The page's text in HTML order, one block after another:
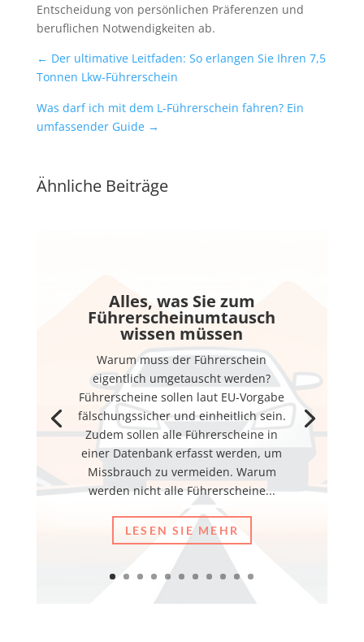
Entscheidung von persönlichen Präferenzen und
beruflichen Notwendigkeiten ab.
← Der ultimative Leitfaden: So erlangen Sie Ihren 7,5
Tonnen Lkw-Führerschein
Was darf ich mit dem L-Führerschein fahren? Ein
umfassender Guide→
Ähnliche Beiträge
Alles, was Sie zum
Führerscheinumtausch
wissen müssen
Warum muss der Führerschein
eigentlich umgetauscht werden?
Führerscheine sollen laut EU-Vorgabe
fälschungssicher und einheitlich sein.
Zudem sollen alle Führerscheine in
einer Datenbank erfasst werden, um
Missbrauch zu vermeiden. Warum
werden nicht alle Führerscheine...
LESEN SIE MEHR